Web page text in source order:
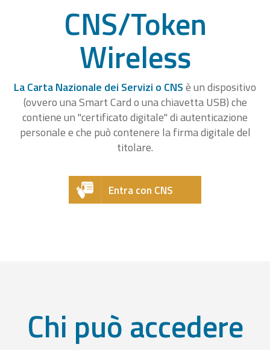
CNS/Token
Wireless
La Carta Nazionale dei Servizi o CNSè un dispositivo
(ovvero una Smart Card o una chiavetta USB) che
contiene un "certificato digitale" di autenticazione
personale e che può contenere la firma digitale del
titolare.
Entra con CNS
Chi può accedere